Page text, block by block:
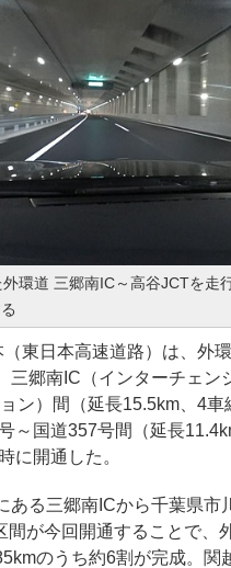
環道 三郷南IC～高谷JCTを走
東日本高速道路）は、外
三郷南IC（インターチェン
ン）間（延長15.5km、4車
～国道357号間（延長
に開通した。
る三郷南ICから千葉県市
間が今回開通することで、
のうち約6割が完成。関